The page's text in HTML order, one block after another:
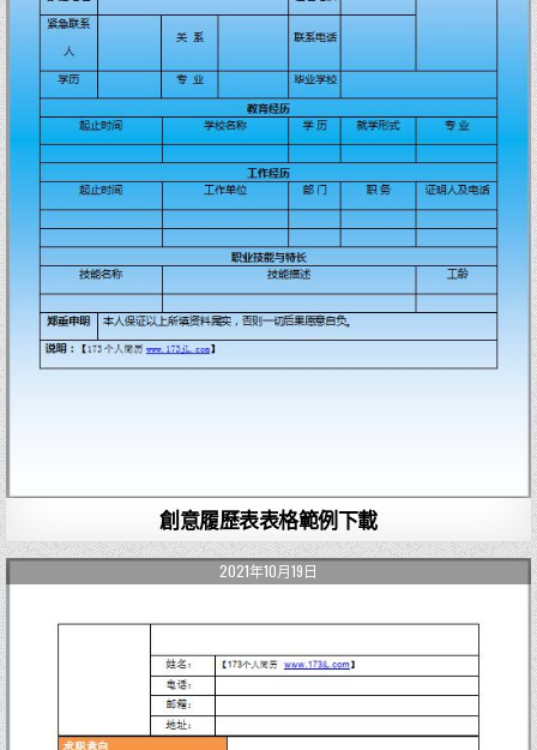
創意履歷表表格範例下載
2021年10月19日